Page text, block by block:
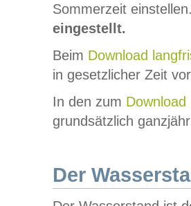
Sommerzeit
eingestellt.
Beim Download
in gesetzlicher Zeit
In den zum Download
grundsätzlich
Der